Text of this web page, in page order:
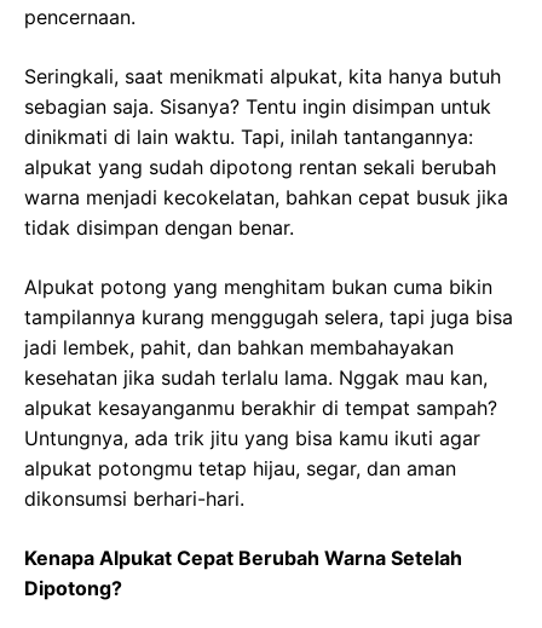
pencernaan.
Seringkali, saat menikmati alpukat, kita hanya butuh
sebagian saja. Sisanya? Tentu ingin disimpan untuk
dinikmati di lain waktu. Tapi, inilah tantangannya:
alpukat yang sudah dipotong rentan sekali berubah
warna menjadi kecokelatan, bahkan cepat busuk jika
tidak disimpan dengan benar.
Alpukat potong yang menghitam bukan cuma bikin
tampilannya kurang menggugah selera, tapi juga bisa
jadi lembek, pahit, dan bahkan membahayakan
kesehatan jika sudah terlalu lama. Nggak mau kan,
alpukat kesayanganmu berakhir di tempat sampah?
Untungnya, ada trik jitu yang bisa kamu ikuti agar
alpukat potongmu tetap hijau, segar, dan aman
dikonsumsi berhari-hari.
Kenapa Alpukat Cepat Berubah Warna Setelah
Dipotong?